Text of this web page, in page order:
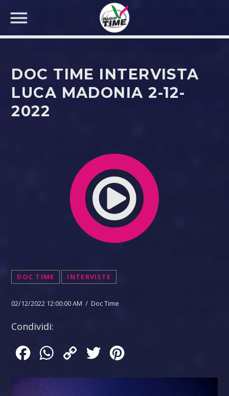
CERCA NEL SITO WEB:
DOC TIME INTERVISTA
LUCA MADONIA 2-12-
2022
DOC TIME INTERVISTE
02/12/2022 12:00:00 AM / Doc Time
Condividi:
FacebookWhatsApp
Copy
Twitter